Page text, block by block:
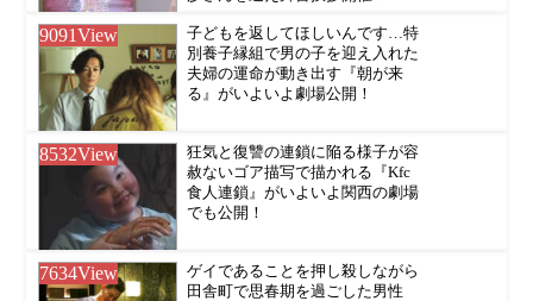
9091View
子どもを返してほしいんです…特
別養子縁組で男の子を迎え入れた
夫婦の運命が動き出す『朝が来
る』がいよいよ劇場公開！
8532View
狂気と復讐の連鎖に陥る様子が容
赦ないゴア描写で描かれる『Kfc
食人連鎖』がいよいよ関西の劇場
でも公開！
7634View
ゲイであることを押し殺しながら
田舎町で思春期を過ごした男性